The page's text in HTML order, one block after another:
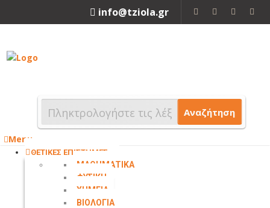
info@tziola.gr
Αναζήτηση
Menu
ΘΕΤΙΚΕΣ ΕΠΙΣΤΗΜΕΣ
ΜΑΘΗΜΑΤΙΚΑ
ΦΥΣΙΚΗ
ΧΗΜΕΙΑ
ΒΙΟΛΟΓΙΑ